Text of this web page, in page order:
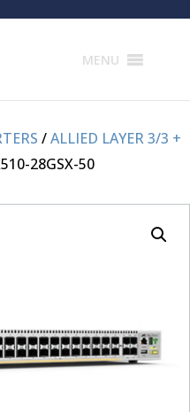
MENU
/ALLIED LAYER 3/3 +
28GSX-50